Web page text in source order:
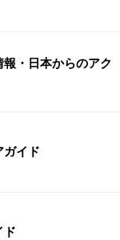
・日本からのアク
ガイド
ド